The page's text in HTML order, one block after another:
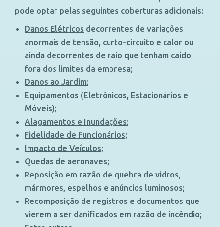
pode optar pelas seguintes coberturas adicionais:
Danos Elétricos decorrentes de variações
anormais de tensão, curto-circuito e calor ou
ainda decorrentes de raio que tenham caído
fora dos limites da empresa;
Danos ao Jardim;
Equipamentos (Eletrônicos, Estacionários e
Móveis);
Alagamentos e Inundações;
Fidelidade de Funcionários;
Impacto de Veículos;
Quedas de aeronaves;
Reposição em razão de quebra de vidros
mármores, espelhos e anúncios luminosos;
Recomposição de registros e documentos que
vierem a ser danificados em razão de incêndio;